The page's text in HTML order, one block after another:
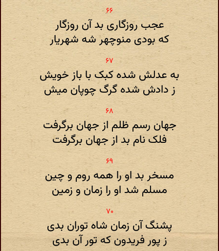
عجب روزگاری بد آن روزگار
که بودی منوچهر شه شهریار
به عدلش شده کبک با باز خویش
ز دادش شده گرگ چوپان میش
جهان رسم ظلم از جهان برگرفت
فلک نام بد از جهان برگرفت
مسخر بد او را همه روم و چین
مسلم شد او را زمان و زمین
پشنگ آن زمان شاه توران بدی
ز پور فریدون که تور آن بدی